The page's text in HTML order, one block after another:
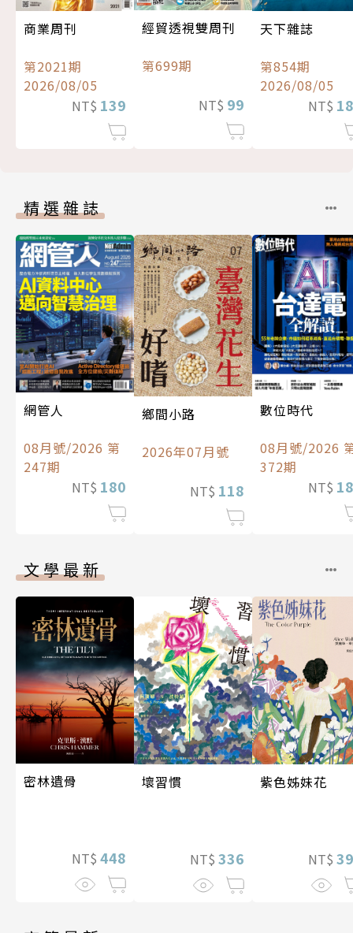
商業周刊
第2021期
2026/08/05
NT$ 139
經貿透視雙周刊
第699期
NT$ 99
天下雜誌
第854期
2026/08/05
NT$
精選雜誌
網管人
08月號/2026 第
247期
NT$ 180
鄉間小路
2026年07月號
NT$ 118
數位時代
08月號/2026
372期
NT$
文學最新
密林遺骨
NT$ 448
壞習慣
NT$ 336
紫色姊妹花
NT$